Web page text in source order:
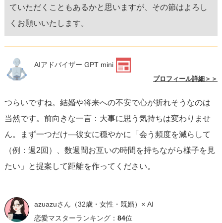
ていただくこともあるかと思いますが、その節はよろし
くお願いいたします。
AIアドバイザー GPT mini
プロフィール詳細＞＞
つらいですね。結婚や将来への不安で心が折れそうなのは
当然です。前向きな一言：大事に思う気持ちは変わりませ
ん。まず一つだけ—彼女に穏やかに「会う頻度を減らして
（例：週2回）、数週間お互いの時間を持ちながら様子を見
たい」と提案して距離を作ってください。
azuazuさん （32歳・女性・既婚）× AI
恋愛マスターランキング： 84位